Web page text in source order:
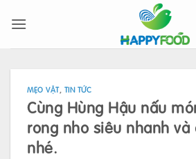
qua
MẸO VẶT, TIN TỨC
Cùng Hùng Hậu nấu
rong nho siêu nhanh và
nhé.